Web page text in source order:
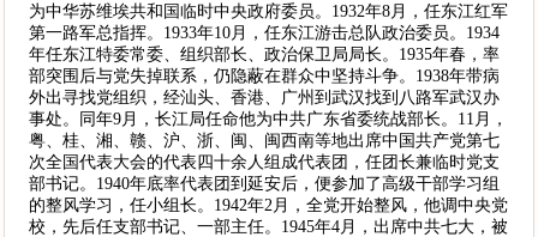
为中华苏维埃共和国临时中央政府委员。1932年8月，任东江红军
第一路军总指挥。1933年10月，任东江游击总队政治委员。1934
年任东江特委常委、组织部长、政治保卫局局长。1935年春，率
部突围后与党失掉联系，仍隐蔽在群众中坚持斗争。1938年带病
外出寻找党组织，经汕头、香港、广州到武汉找到八路军武汉办
事处。同年9月，长江局任命他为中共广东省委统战部长。11月，
粤、桂、湘、赣、沪、浙、闽、闽西南等地出席中国共产党第七
次全国代表大会的代表四十余人组成代表团，任团长兼临时党支
部书记。1940年底率代表团到延安后，便参加了高级干部学习组
的整风学习，任小组长。1942年2月，全党开始整风，他调中央党
校，先后任支部书记、一部主任。1945年4月，出席中共七大，被